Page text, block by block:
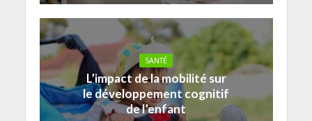
SANTÉ
L’impact de la mobilité sur
le développement cognitif
de l’enfant